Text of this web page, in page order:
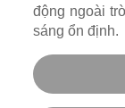
động ngoài
sáng ổn định.